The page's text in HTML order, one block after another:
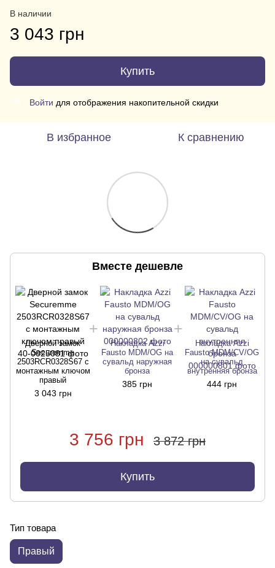
В наличии
3 043 грн
Купить
Войти для отображения накопительной скидки
В избранное К сравнению
Вместе дешевле
Дверной замок
Securemme
2503RCR0328S67 с
монтажным ключом
правый
3 043 грн
Накладка Azzi
Fausto MDM/OG на
сувальд наружная
бронза
385 грн
Накладка Azzi
Fausto MDM/CV/OG
на сувальд
внутренняя бронза
444 грн
3 756 грн 3 872 грн
Купить
Тип товара
Правый